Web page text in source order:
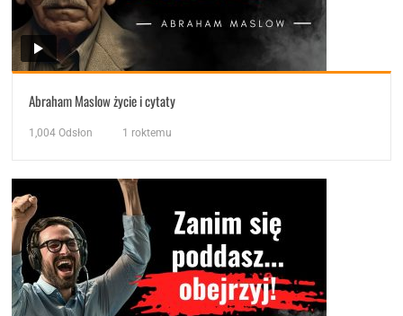
Abraham Maslow życie i cytaty
1,004 Odsłon 1 roktemu